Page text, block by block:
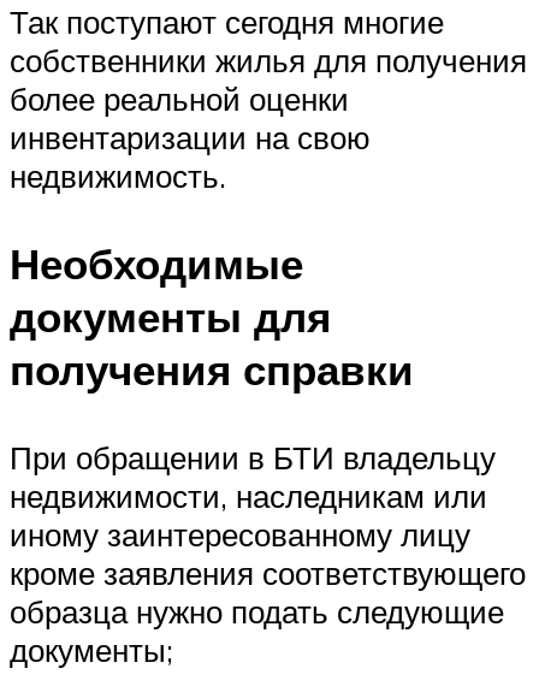
Так поступают сегодня многие
собственники жилья для получения
более реальной оценки
инвентаризации на свою
недвижимость.
Необходимые
документы для
получения справки
При обращении в БТИ владельцу
недвижимости, наследникам или
иному заинтересованному лицу
кроме заявления соответствующего
образца нужно подать следующие
документы;